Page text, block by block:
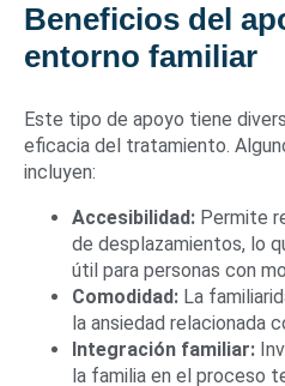
Beneficios del
entorno familiar
Este tipo de apoyo tiene
eficacia del tratamiento.
incluyen:
Accesibilidad: Permite
de desplazamientos, lo
útil para personas con
Comodidad: La
la ansiedad relacionada
Integración familiar:
la familia en el proceso